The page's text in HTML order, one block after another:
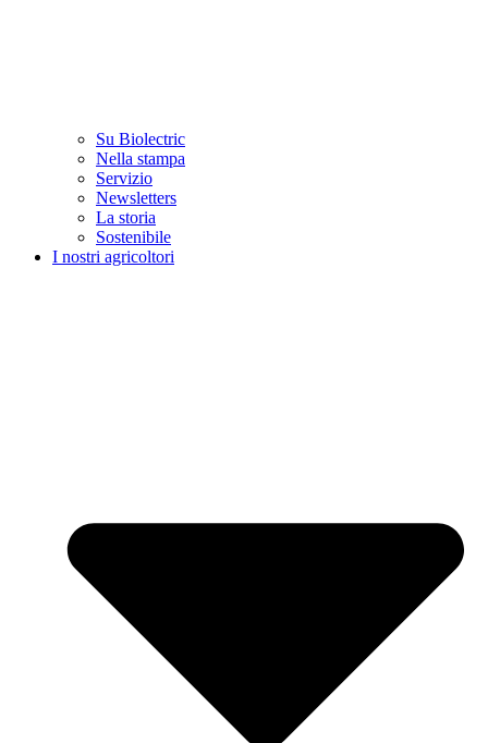
Su Biolectric
Nella stampa
Servizio
Newsletters
La storia
Sostenibile
I nostri agricoltori